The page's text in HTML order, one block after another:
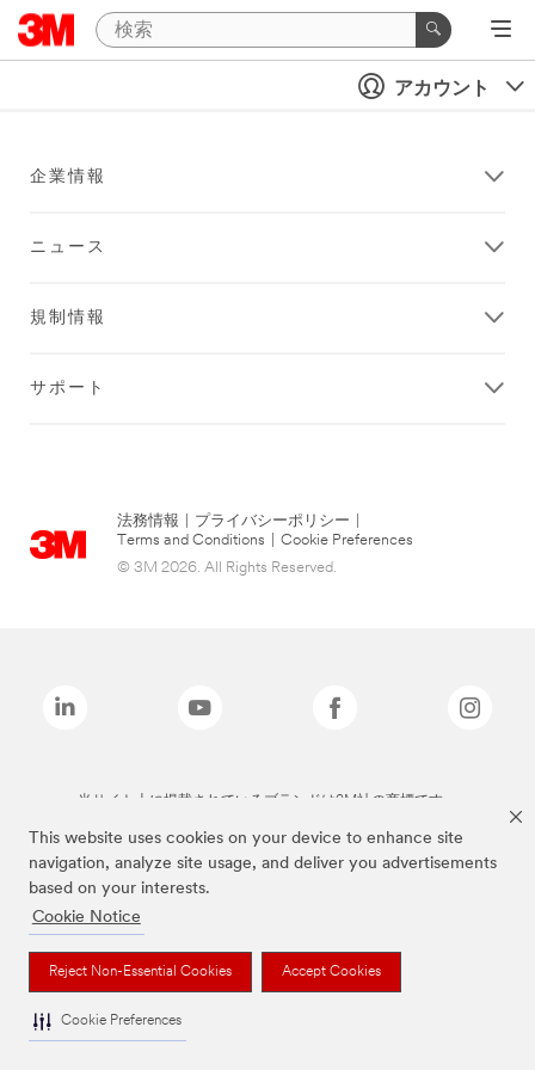
This website uses cookies on your device to enhance site
navigation, analyze site usage, and deliver you advertisements
based on your interests.
Cookie Notice
Reject Non-Essential Cookies Accept Cookies
Cookie Preferences
アカウント
企業情報
ニュース
規制情報
サポート
法務情報 プライバシーポリシー
Terms and Conditions
Cookie Preferences
© 3M 2026. All Rights Reserved.
当サイト上に掲載されているブランドは3M社の商標です。